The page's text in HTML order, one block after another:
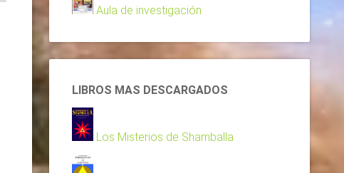
Aula de investigación
LIBROS MAS DESCARGADOS
Los Misterios de Shamballa